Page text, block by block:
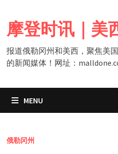
content
摩登时讯｜美
报道俄勒冈州和美西，聚焦美
的新闻媒体！网址：
MENU
俄勒冈州